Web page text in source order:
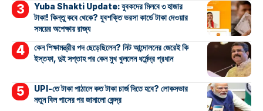
Yuba Shakti Update: যুবকদের মিলবে ৩ হাজার
টাকা! কিন্তু কবে থেকে? যুবশক্তি ভরসা কার্ডে টাকা দেওয়ার
সময়ের অপেক্ষায় রাজ্য
কেন শিক্ষামন্ত্রীর পদ ছেড়েছিলেন? নিট আন্দোলনের জেরেই কি
ইস্তফা, দুই সপ্তাহ পর কেন মুখ খুললেন ধর্মেন্দ্র প্রধান
UPI-তে টাকা পাঠালে কত টাকা চার্জ দিতে হবে? লোকসভার
নতুন বিল পাসের পর জানালো কেন্দ্র